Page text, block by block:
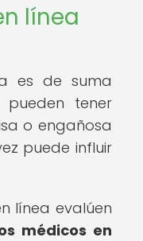
línea
es de suma
tener
o engañosa
puede influir
línea evalúen
médicos en